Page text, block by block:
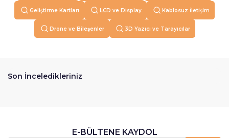
Geliştirme Kartları LCD ve Display Kablosuz İletişim
Drone ve Bileşenler 3D Yazıcı ve Tarayıcılar
Son İnceledikleriniz
E-BÜLTENE KAYDOL